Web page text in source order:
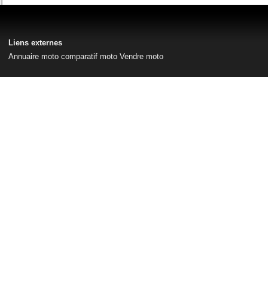
Liens externes
Annuaire moto comparatif moto Vendre moto